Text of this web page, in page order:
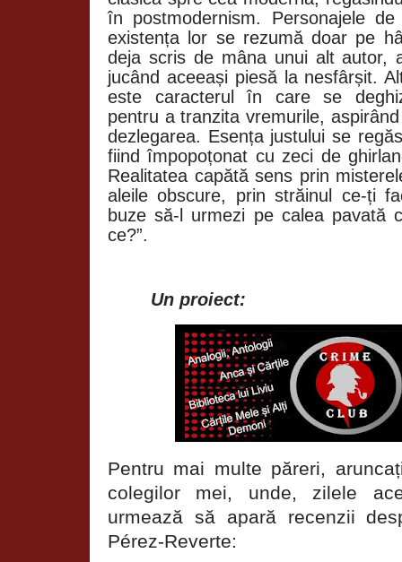
în postmodernism. Personajele
existența lor se rezumă doar pe
deja scris de mâna unui alt autor,
jucând aceeași piesă la nesfârșit.
este caracterul în care se
pentru a tranzita vremurile,
dezlegarea. Esența justului se
fiind împopoțonat cu zeci de
Realitatea capătă sens prin
aleile obscure, prin străinul ce-ți
buze să-l urmezi pe calea pavată
ce?”.
Un proiect:
Pentru mai multe păreri,
colegilor mei, unde, zilele
urmează să apară recenzii
Pérez-Reverte: